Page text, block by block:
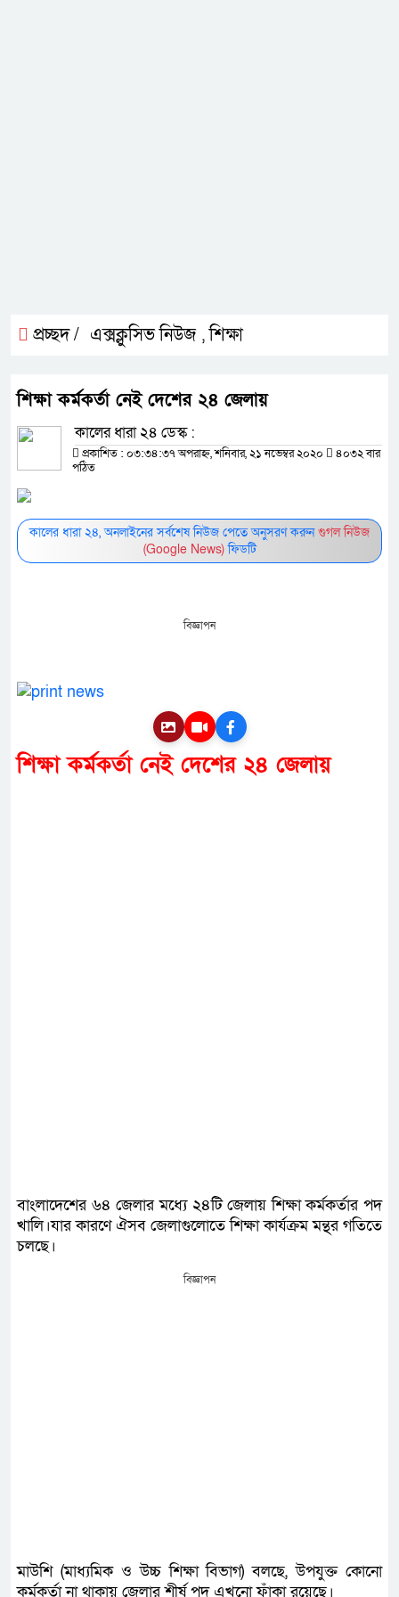
প্রচ্ছদ / এক্সক্লুসিভ নিউজ ,শিক্ষা
শিক্ষা কর্মকর্তা নেই দেশের ২৪ জেলায়
কালের ধারা ২৪ ডেস্ক :
প্রকাশিত : ০৩:৩৪:৩৭ অপরাহ্ন, শনিবার, ২১ নভেম্বর ২০২০
৪০৩২ বার
পঠিত
কালের ধারা ২৪, অনলাইনের সর্বশেষ নিউজ পেতে অনুসরণ করুনগুগল নিউজ
(Google News)ফিডটি
বিজ্ঞাপন
শিক্ষা কর্মকর্তা নেই দেশের ২৪ জেলায়
বাংলাদেশের ৬৪ জেলার মধ্যে ২৪টি জেলায় শিক্ষা কর্মকর্তার পদ
খালি।যার কারণে ঐসব জেলাগুলোতে শিক্ষা কার্যক্রম মন্থর গতিতে
চলছে।
বিজ্ঞাপন
মাউশি (মাধ্যমিক ও উচ্চ শিক্ষা বিভাগ) বলছে, উপযুক্ত কোনো
কর্মকর্তা না থাকায় জেলার শীর্ষ পদ এখনো ফাঁকা রয়েছে।